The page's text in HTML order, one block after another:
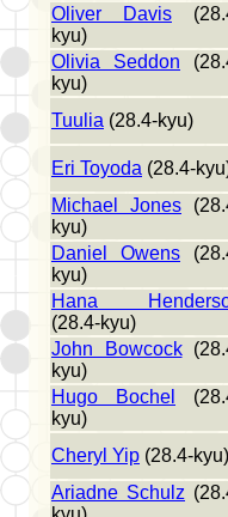
Oliver Davis
kyu)
Olivia Seddon
kyu)
Tuulia (28.4-kyu)
Eri Toyoda (28.4-
Michael Jones
kyu)
Daniel Owens
kyu)
Hana
(28.4-kyu)
John Bowcock
kyu)
Hugo Bochel
kyu)
Cheryl Yip (28.4-kyu)
Ariadne Schulz